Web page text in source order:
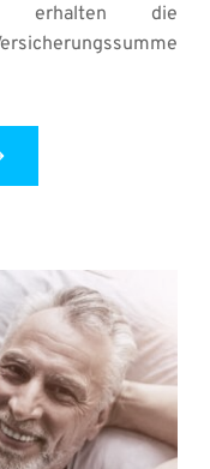
erhalten die